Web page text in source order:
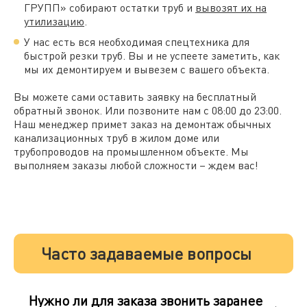
ГРУПП» собирают остатки труб и вывозят их на
утилизацию.
У нас есть вся необходимая спецтехника для
быстрой резки труб. Вы и не успеете заметить, как
мы их демонтируем и вывезем с вашего объекта.
Вы можете сами оставить заявку на бесплатный
обратный звонок. Или позвоните нам с 08:00 до 23:00.
Наш менеджер примет заказ на демонтаж обычных
канализационных труб в жилом доме или
трубопроводов на промышленном объекте. Мы
выполняем заказы любой сложности – ждем вас!
Часто задаваемые вопросы
Нужно ли для заказа звонить заранее